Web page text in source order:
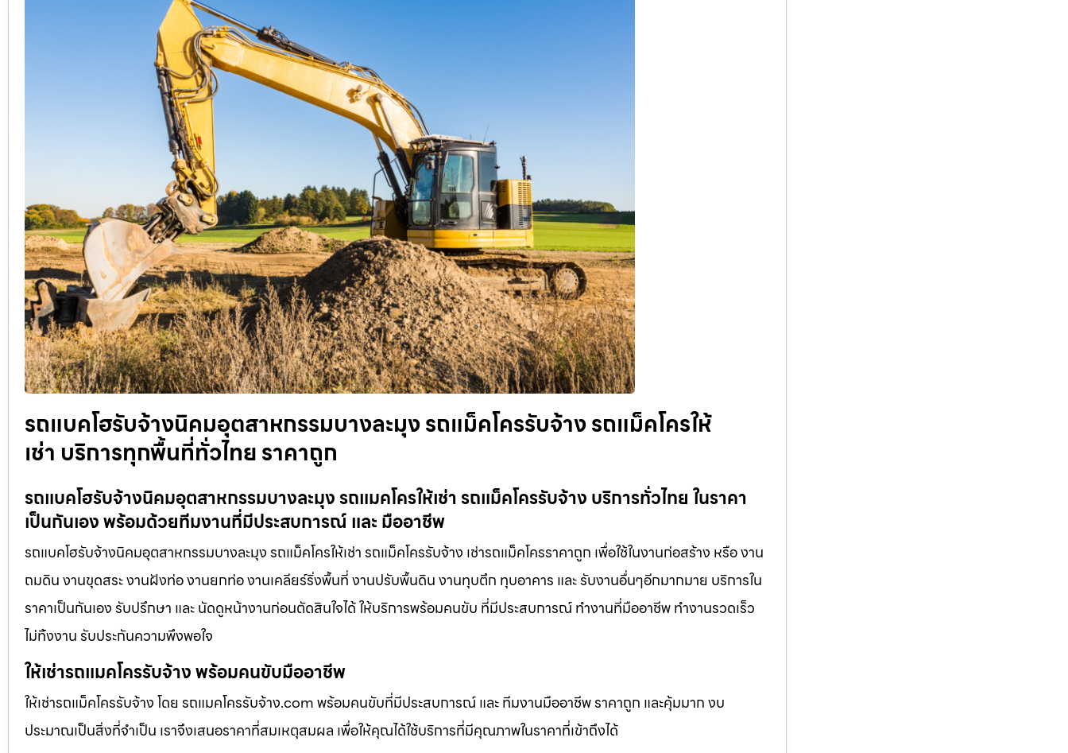
รถแบคโฮรับจ้างนิคมอุตสาหกรรมบางละมุง รถแม็คโครรับจ้าง รถแม็คโครให้
เช่า บริการทุกพื้นที่ทั่วไทย ราคาถูก
รถแบคโฮรับจ้างนิคมอุตสาหกรรมบางละมุง รถแมคโครให้เช่า รถแม็คโครรับจ้าง บริการทั่วไทย ในราคา
เป็นกันเอง พร้อมด้วยทีมงานที่มีประสบการณ์ และ มืออาชีพ
รถแบคโฮรับจ้างนิคมอุตสาหกรรมบางละมุง รถแม็คโครให้เช่า รถแม็คโครรับจ้าง เช่ารถแม็คโครราคาถูก เพื่อใช้ในงานก่อสร้าง หรือ งาน
ถมดิน งานขุดสระ งานฝังท่อ งานยกท่อ งานเคลียร์ริ่งพื้นที่ งานปรับพื้นดิน งานทุบตึก ทุบอาคาร และ รับงานอื่นๆอีกมากมาย บริการใน
ราคาเป็นกันเอง รับปรึกษา และ นัดดูหน้างานก่อนตัดสินใจได้ ให้บริการพร้อมคนขับ ที่มีประสบการณ์ ทำงานที่มืออาชีพ ทำงานรวดเร็ว
ไม่ทิ้งงาน รับประกันความพึงพอใจ
ให้เช่ารถแมคโครรับจ้าง พร้อมคนขับมืออาชีพ
ให้เช่ารถแม็คโครรับจ้าง โดย รถแมคโครรับจ้าง.com พร้อมคนขับที่มีประสบการณ์ และ ทีมงานมืออาชีพ ราคาถูก และคุ้มมาก งบ
ประมาณเป็นสิ่งที่จำเป็น เราจึงเสนอราคาที่สมเหตุสมผล เพื่อให้คุณได้ใช้บริการที่มีคุณภาพในราคาที่เข้าถึงได้